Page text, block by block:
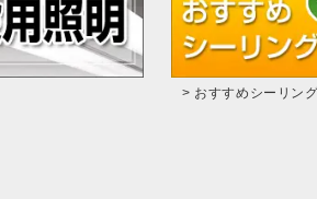
> おすすめシーリン